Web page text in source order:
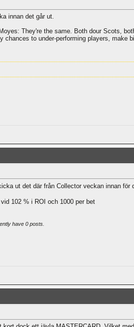
innan det går ut.
They're the same. Both dour Scots,
to under-performing players, make
ut det där från Collector veckan innan
102 % i ROI och 1000 per bet
have 0 posts.